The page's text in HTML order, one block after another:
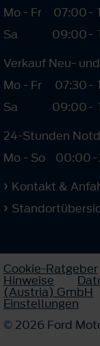
Mo - Fr
07:00-
Sa
09:00-
Verkauf Neu-
Mo - Fr
07:30-
Sa
09:00-
24-Stunden
Mo - So
00:00-
Kontakt &
Cookie-Ratgeber
Hinweise
(Austria) GmbH
Einstellungen
© 2026 Ford